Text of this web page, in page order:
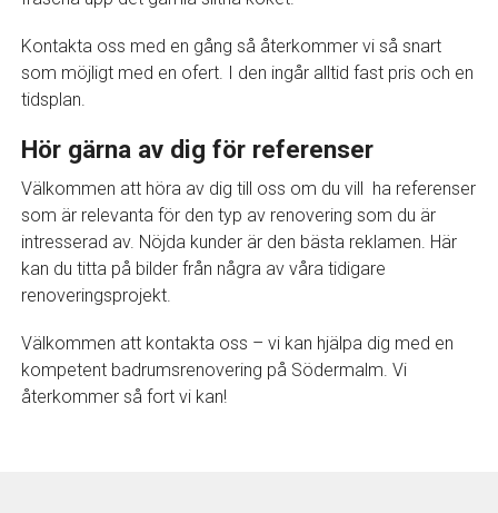
Kontakta oss med en gång så återkommer vi så snart
som möjligt med en ofert. I den ingår alltid fast pris och en
tidsplan.
Hör gärna av dig för referenser
Välkommen att höra av dig till oss om du vill ha referenser
som är relevanta för den typ av renovering som du är
intresserad av. Nöjda kunder är den bästa reklamen. Här
kan du titta på bilder från några av våra tidigare
renoveringsprojekt.
Välkommen att kontakta oss – vi kan hjälpa dig med en
kompetent badrumsrenovering på Södermalm. Vi
återkommer så fort vi kan!